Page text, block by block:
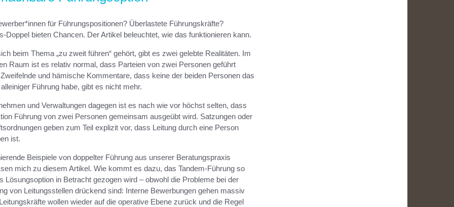
für Führungspositionen? Überlastete Führungskräfte?
Doppel bieten Chancen. Der Artikel beleuchtet, wie das funktionieren kann.
beim Thema „zu zweit führen“ gehört, gibt es zwei gelebte Realitäten. Im
Raum ist es relativ normal, dass Parteien von zwei Personen geführt
und hämische Kommentare, dass keine der beiden Personen das
Führung habe, gibt es nicht mehr.
und Verwaltungen dagegen ist es nach wie vor höchst selten, dass
Führung von zwei Personen gemeinsam ausgeübt wird. Satzungen oder
geben zum Teil explizit vor, dass Leitung durch eine Person
ist.
Beispiele von doppelter Führung aus unserer Beratungspraxis
mich zu diesem Artikel. Wie kommt es dazu, das Tandem-Führung so
Lösungsoption in Betracht gezogen wird – obwohl die Probleme bei der
von Leitungsstellen drückend sind: Interne Bewerbungen gehen massiv
wollen wieder auf die operative Ebene zurück und die Regel